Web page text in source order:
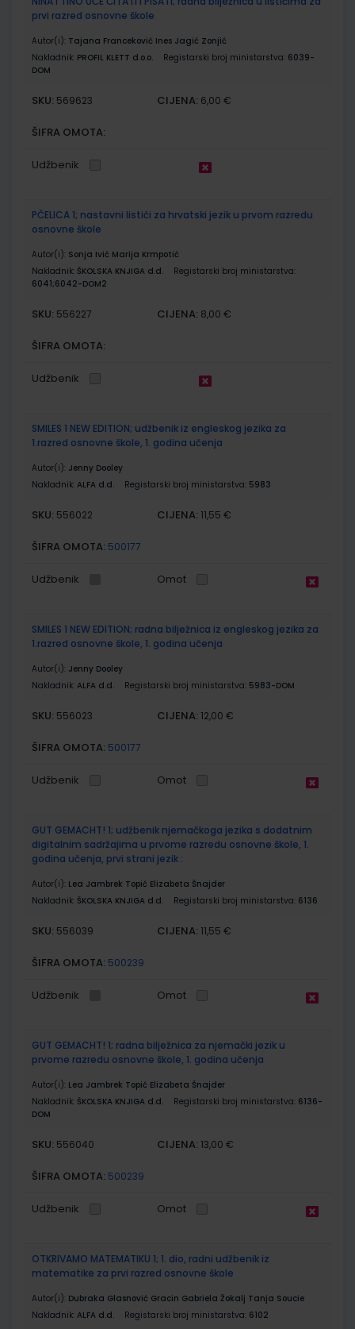
prvi razred osnovne škole
Autor(i): Tajana Franceković Ines Jagić Zonjić
Nakladnik: PROFIL KLETT d.o.o. Registarski broj ministarstva: 6039-
DOM
SKU: 569623 CIJENA: 6,00 €
ŠIFRA OMOTA:
Udžbenik
PČELICA 1; nastavni listići za hrvatski jezik u prvom razredu
osnovne škole
Autor(i): Sonja Ivić Marija Krmpotić
Nakladnik: ŠKOLSKA KNJIGA d.d.
Registarski broj ministarstva:
6041;6042-DOM2
SKU: 556227 CIJENA: 8,00 €
ŠIFRA OMOTA:
Udžbenik
SMILES 1 NEW EDITION; udžbenik iz engleskog jezika za
1.razred osnovne škole, 1. godina učenja
Autor(i): Jenny Dooley
Nakladnik: ALFA d.d. Registarski broj ministarstva: 5983
SKU: 556022 CIJENA: 11,55 €
ŠIFRA OMOTA: 500177
Udžbenik Omot
SMILES 1 NEW EDITION; radna bilježnica iz engleskog jezika za
1.razred osnovne škole, 1. godina učenja
Autor(i): Jenny Dooley
Nakladnik: ALFA d.d. Registarski broj ministarstva: 5983-DOM
SKU: 556023 CIJENA: 12,00 €
ŠIFRA OMOTA: 500177
Udžbenik Omot
GUT GEMACHT! 1; udžbenik njemačkoga jezika s dodatnim
digitalnim sadržajima u prvome razredu osnovne škole, 1.
godina učenja, prvi strani jezik :
Autor(i): Lea Jambrek Topić Elizabeta Šnajder
Nakladnik: ŠKOLSKA KNJIGA d.d. Registarski broj ministarstva: 6136
SKU: 556039 CIJENA: 11,55 €
ŠIFRA OMOTA: 500239
Udžbenik Omot
GUT GEMACHT! 1; radna bilježnica za njemački jezik u
prvome razredu osnovne škole, 1. godina učenja
Autor(i): Lea Jambrek Topić Elizabeta Šnajder
Nakladnik: ŠKOLSKA KNJIGA d.d. Registarski broj ministarstva: 6136-
DOM
SKU: 556040 CIJENA: 13,00 €
ŠIFRA OMOTA: 500239
Udžbenik Omot
OTKRIVAMO MATEMATIKU 1; 1. dio, radni udžbenik iz
matematike za prvi razred osnovne škole
Autor(i): Dubraka Glasnović Gracin Gabriela Žokalj Tanja Soucie
Nakladnik: ALFA d.d. Registarski broj ministarstva: 6102